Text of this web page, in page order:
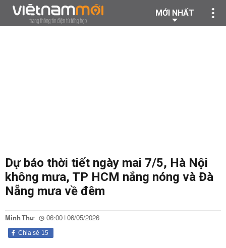
MỚI NHẤT
Dự báo thời tiết ngày mai 7/5, Hà Nội
không mưa, TP HCM nắng nóng và Đà
Nẵng mưa về đêm
Minh Thư 06:00 | 06/05/2026
15
Chia sẻ